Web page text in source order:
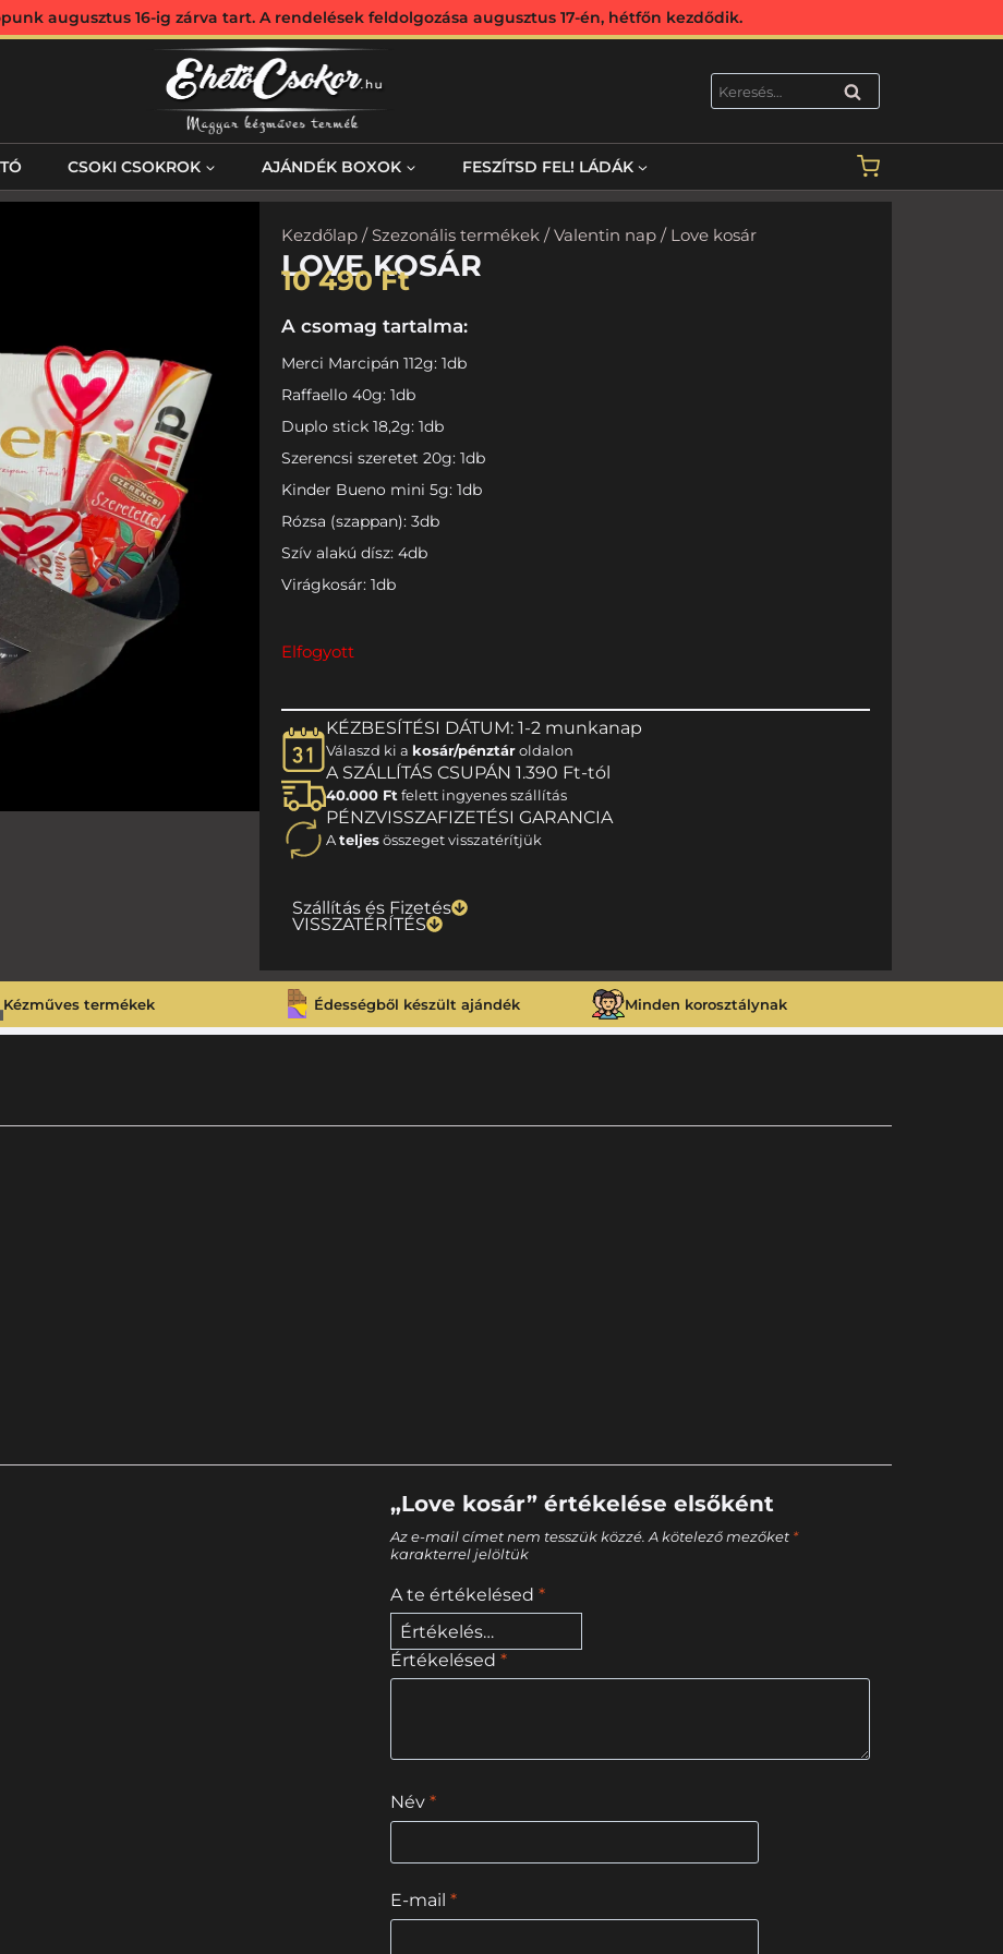
augusztus 16-ig zárva tart. A rendelések feldolgozása augusztus 17-én, hétfőn kezdődik.
KERESÉS
CSOKI CSOKROK AJÁNDÉK BOXOK FESZÍTSD FEL! LÁDÁK
Kezdőlap/ Szezonális termékek/Valentin nap/ Love kosár
LOVE KOSÁR
10 490Ft
A csomag tartalma:
Merci Marcipán 112g: 1db
Raffaello 40g: 1db
Duplo stick 18,2g: 1db
Szerencsi szeretet 20g: 1db
Kinder Bueno mini 5g: 1db
Rózsa (szappan): 3db
Szív alakú dísz: 4db
Virágkosár: 1db
Elfogyott
KÉZBESÍTÉSI DÁTUM: 1-2 munkanap
Válaszd ki a kosár/pénztároldalon
A SZÁLLÍTÁS CSUPÁN 1.390 Ft-tól
40.000 Ft felett ingyenes szállítás
PÉNZVISSZAFIZETÉSI GARANCIA
Ateljesösszeget visszatérítjük
Szállítás és Fizetés
VISSZATÉRÍTÉS
Kézműves termékek Édességből készült ajándék Minden korosztálynak
„Love kosár” értékelése elsőként
Az e-mail címet nem tesszük közzé. A kötelező mezőket *
karakterrel jelöltük
A te értékelésed *
Értékelésed *
Név *
E-mail *